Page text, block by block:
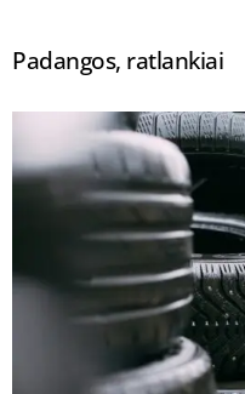
Padangos, ratlankiai